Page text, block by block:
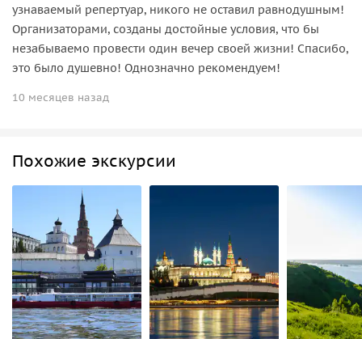
узнаваемый репертуар, никого не оставил равнодушным!
Организаторами, созданы достойные условия, что бы
незабываемо провести один вечер своей жизни! Спасибо,
это было душевно! Однозначно рекомендуем!
10 месяцев назад
Похожие экскурсии